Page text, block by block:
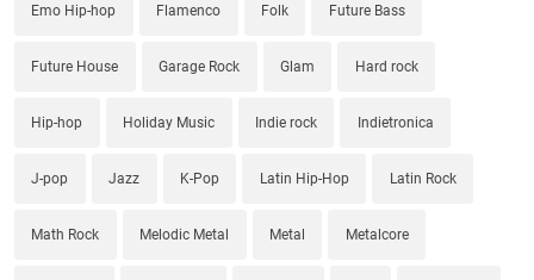
Emo Hip-hop Flamenco Folk Future Bass
Future House Garage Rock Glam Hard rock
Hip-hop Holiday Music Indie rock Indietronica
J-pop Jazz K-Pop Latin Hip-Hop Latin Rock
Math Rock Melodic Metal Metal Metalcore